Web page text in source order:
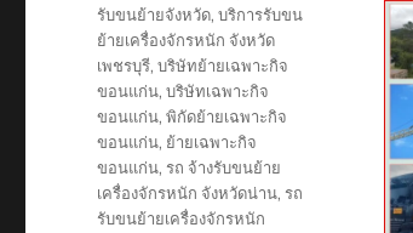
รับขนย้ายจังหวัด,บริการรับขน
ย้ายเครื่องจักรหนัก จังหวัด
เพชรบุรี,บริษัทย้ายเฉพาะกิจ
ขอนแก่น,บริษัทเฉพาะกิจ
ขอนแก่น,พิกัดย้ายเฉพาะกิจ
ขอนแก่น, ย้ายเฉพาะกิจ
ขอนแก่น,รถ จ้างรับขนย้าย
เครื่องจักรหนัก จังหวัดน่าน,รถ
รับขนย้ายเครื่องจักรหนัก